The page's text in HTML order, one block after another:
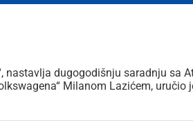
nastavlja dugogodišnju saradnju
Milanom Lazićem,